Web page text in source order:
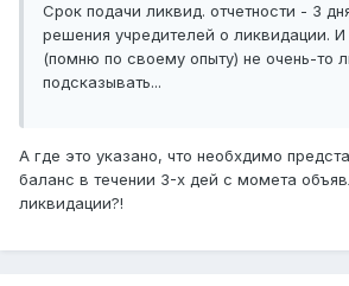
Срок подачи ликвид. отчетности - 3
решения учредителей о ликвидации. И
(помню по своему опыту) не очень-то
подсказывать...
А где это указано, что необхдимо
баланс в течении 3-х дей с момета
ликвидации?!